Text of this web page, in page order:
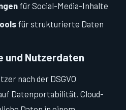
für Social-Media-Inhalte
für strukturierte Daten
und Nutzerdaten
nach der DSGVO
Datenportabilität. Cloud-